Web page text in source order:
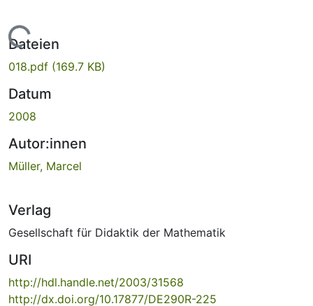
Lade...
Dateien
018.pdf (169.7 KB)
Datum
2008
Autor:innen
Müller, Marcel
Verlag
Gesellschaft für Didaktik der Mathematik
URI
http://hdl.handle.net/2003/31568
http://dx.doi.org/10.17877/DE290R-225